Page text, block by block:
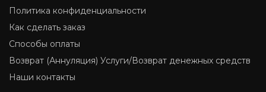
Политика конфиденциальности
Как сделать заказ
Способы оплаты
Возврат (Аннуляция) Услуги/Возврат денежных средств
Наши контакты